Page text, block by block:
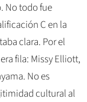
No todo fue
C en la
clara. Por el
fila: Missy Elliott,
No es
cultural al